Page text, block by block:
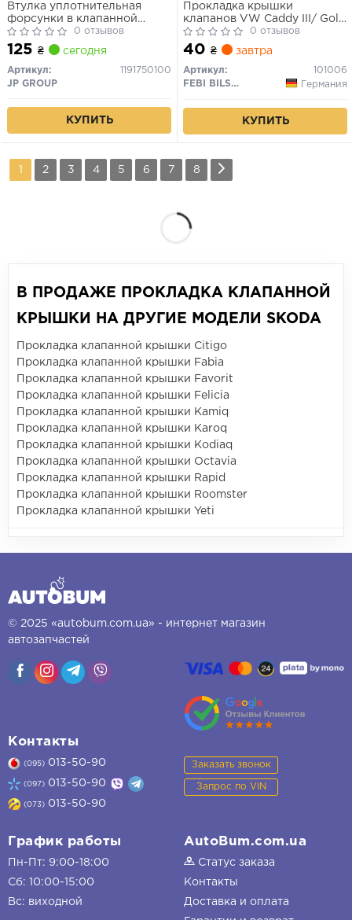
Втулка уплотнительная
форсунки в клапанной
крышке (21x40x10) VAG 1.6-
2.0 TDI 07-
0 отзывов
125 ₴ сегодня
Артикул:
1191750100
JP GROUP
КУПИТЬ
Прокладка крышки
клапанов VW Caddy III/ Golf
V/VI 1.4-1.6 (для гнезда
свечей зажигания)
0 отзывов
40 ₴ завтра
Артикул:
101006
FEBI BILSTEIN
Германия
КУПИТЬ
1 2 3 4 5 6 7 8
В ПРОДАЖЕ ПРОКЛАДКА КЛАПАННОЙ
КРЫШКИ НА ДРУГИЕ МОДЕЛИ SKODA
Прокладка клапанной крышки Citigo
Прокладка клапанной крышки Fabia
Прокладка клапанной крышки Favorit
Прокладка клапанной крышки Felicia
Прокладка клапанной крышки Kamiq
Прокладка клапанной крышки Karoq
Прокладка клапанной крышки Kodiaq
Прокладка клапанной крышки Octavia
Прокладка клапанной крышки Rapid
Прокладка клапанной крышки Roomster
Прокладка клапанной крышки Yeti
© 2025 «autobum.com.ua» - интернет магазин
автозапчастей
Контакты
(095) 013-50-90
(097) 013-50-90
(073) 013-50-90
Заказать звонок
Запрос по VIN
График работы
Пн-Пт: 9:00-18:00
Сб: 10:00-15:00
Вс: виходной
AutoBum.com.ua
Статус заказа
Контакты
Доставка и оплата